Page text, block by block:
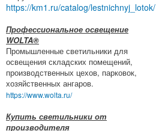
https://km1.ru/catalog/lestnichnyj_lotok/
Профессиональное освещение
WOLTA®
Промышленные светильники для
освещения складских помещений,
производственных цехов, парковок,
хозяйственных ангаров.
https://www.wolta.ru/
Купить светильники от
производителя